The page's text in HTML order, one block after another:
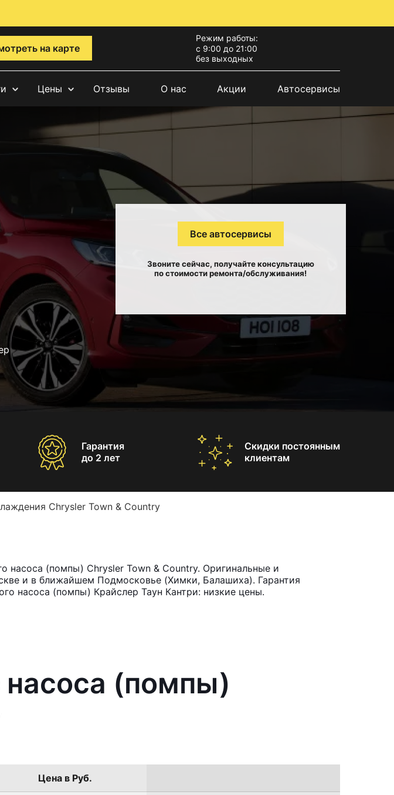
на карте
Режим работы:
с 9:00 до 21:00
без выходных
Цены Отзывы О нас Акции Автосервисы
Все автосервисы
Звоните сейчас, получайте консультацию
по стоимости ремонта/обслуживания!
Гарантия
до 2 лет
Скидки постоянным
клиентам
Chrysler Town & Country
насоса (помпы) Chrysler Town & Country. Оригинальные и
и в ближайшем Подмосковье (Химки, Балашиха). Гарантия
насоса (помпы) Крайслер Таун Кантри: низкие цены.
насоса (помпы)
Цена в Руб.